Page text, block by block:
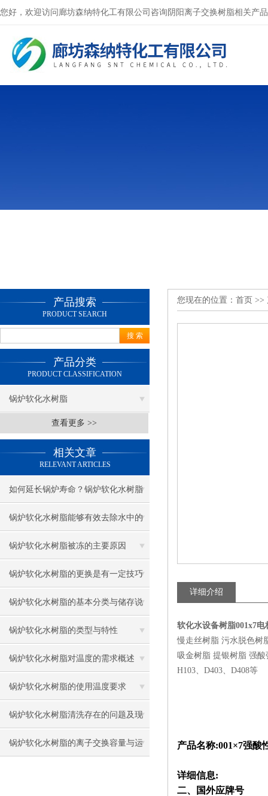
您好，欢迎访问廊坊森纳特化工有限公司咨询阴阳离子交换树脂相关产
产品搜索
PRODUCT SEARCH
产品分类
PRODUCT CLASSIFICATION
锅炉软化水树脂
查看更多 >>
相关文章
RELEVANT ARTICLES
如何延长锅炉寿命？锅炉软化水树脂
的秘密
锅炉软化水树脂能够有效去除水中的
硬度离子，保护锅炉设备
锅炉软化水树脂被冻的主要原因
锅炉软化水树脂的更换是有一定技巧
的
锅炉软化水树脂的基本分类与储存说
明
锅炉软化水树脂的类型与特性
锅炉软化水树脂对温度的需求概述
锅炉软化水树脂的使用温度要求
锅炉软化水树脂清洗存在的问题及现
状解决
锅炉软化水树脂的离子交换容量与运
您现在的位置： 首页 >>
详细介绍
软化水设备树脂001x7
慢走丝树脂 污水脱色树
吸金树脂 提银树脂 强酸
H103、D403、D408等
产品名称:001×7强酸
详细信息:
二、国外应牌号